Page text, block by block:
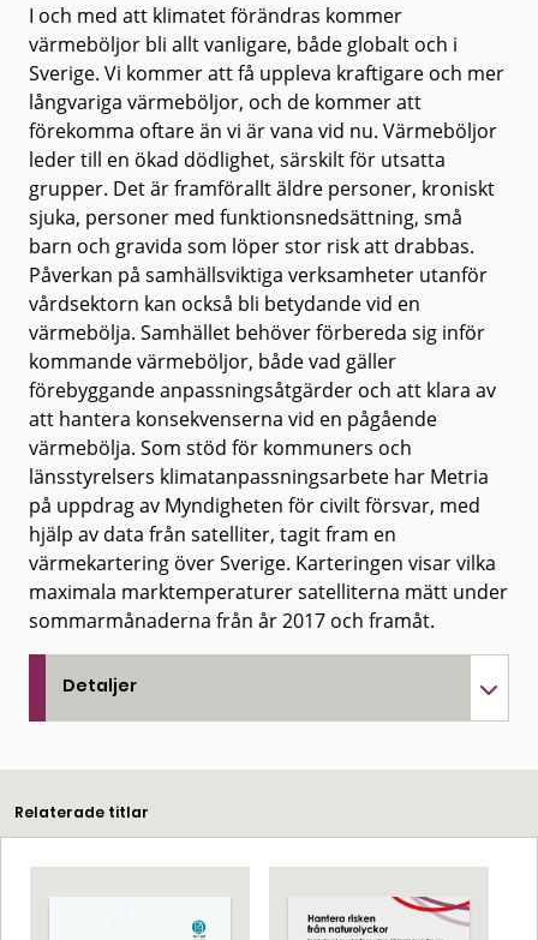
I och med att klimatet förändras kommer
värmeböljor bli allt vanligare, både globalt och i
Sverige. Vi kommer att få uppleva kraftigare och mer
långvariga värmeböljor, och de kommer att
förekomma oftare än vi är vana vid nu. Värmeböljor
leder till en ökad dödlighet, särskilt för utsatta
grupper. Det är framförallt äldre personer, kroniskt
sjuka, personer med funktionsnedsättning, små
barn och gravida som löper stor risk att drabbas.
Påverkan på samhällsviktiga verksamheter utanför
vårdsektorn kan också bli betydande vid en
värmebölja. Samhället behöver förbereda sig inför
kommande värmeböljor, både vad gäller
förebyggande anpassningsåtgärder och att klara av
att hantera konsekvenserna vid en pågående
värmebölja. Som stöd för kommuners och
länsstyrelsers klimatanpassningsarbete har Metria
på uppdrag av Myndigheten för civilt försvar, med
hjälp av data från satelliter, tagit fram en
värmekartering över Sverige. Karteringen visar vilka
maximala marktemperaturer satelliterna mätt under
sommarmånaderna från år 2017 och framåt.
Detaljer
Relaterade titlar